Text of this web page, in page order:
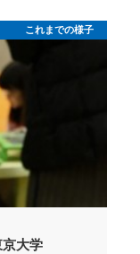
これまでの様子
大学